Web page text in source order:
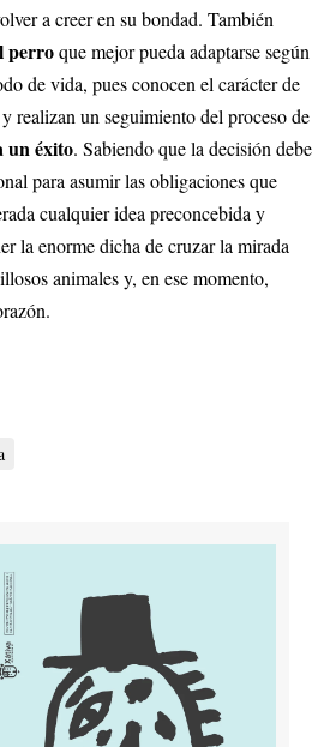
a creer en su bondad. También
perroque mejor pueda adaptarse según
de vida, pues conocen el carácter de
realizan un seguimiento del proceso de
un éxito. Sabiendo que la decisión debe
para asumir las obligaciones que
cualquier idea preconcebida y
la enorme dicha de cruzar la mirada
animales y, en ese momento,